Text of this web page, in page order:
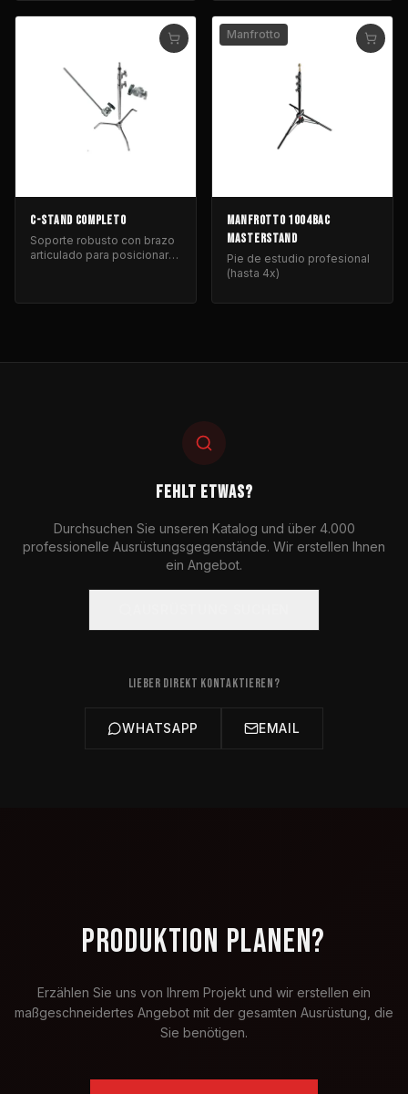
C-STAND COMPLETO
Soporte robusto con brazo
articulado para posicionar
Manfrotto
MANFROTTO 1004BAC
MASTERSTAND
Pie de estudio profesional
(hasta 4x)
FEHLT ETWAS?
Durchsuchen Sie unseren Katalog und über 4.000
professionelle Ausrüstungsgegenstände. Wir erstellen Ihnen
ein Angebot.
LIEBER DIREKT KONTAKTIEREN?
WHATSAPP EMAIL
PRODUKTION PLANEN?
Erzählen Sie uns von Ihrem Projekt und wir erstellen ein
maßgeschneidertes Angebot mit der gesamten Ausrüstung, die
Sie benötigen.